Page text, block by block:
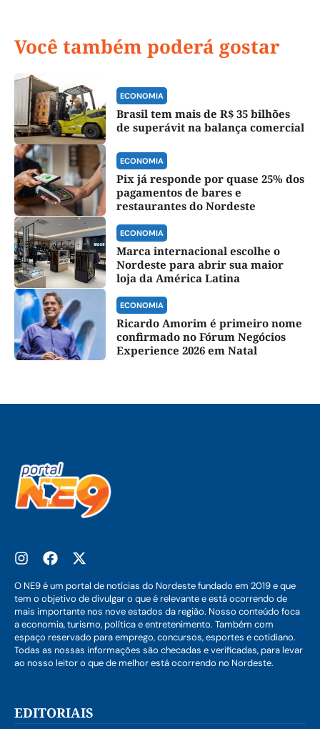
Você também poderá gostar
ECONOMIA
Brasil tem mais de R$ 35 bilhões
de superávit na balança comercial
ECONOMIA
Pix já responde por quase 25% dos
pagamentos de bares e
restaurantes do Nordeste
ECONOMIA
Marca internacional escolhe o
Nordeste para abrir sua maior
loja da América Latina
ECONOMIA
Ricardo Amorim é primeiro nome
confirmado no Fórum Negócios
Experience 2026 em Natal
O NE9 é um portal de notícias do Nordeste fundado em 2019 e que
tem o objetivo de divulgar o que é relevante e está ocorrendo de
mais importante nos nove estados da região. Nosso conteúdo foca
a economia, turismo, política e entretenimento. Também com
espaço reservado para emprego, concursos, esportes e cotidiano.
Todas as nossas informações são checadas e verificadas, para levar
ao nosso leitor o que de melhor está ocorrendo no Nordeste.
EDITORIAIS